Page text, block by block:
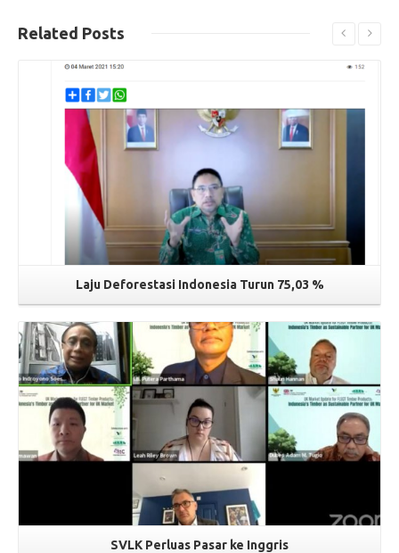
Related Posts
Laju Deforestasi Indonesia Turun 75,03 %
Read More
SVLK Perluas Pasar ke Inggris